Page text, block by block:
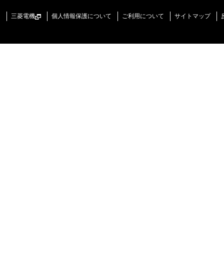
三菱電機 個人情報保護について ご利用について サイトマップ